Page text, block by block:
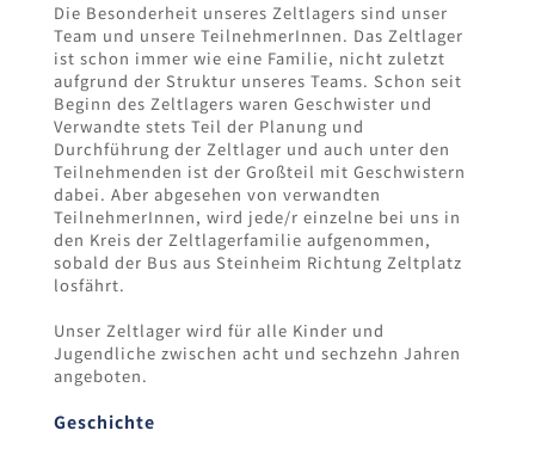
Die Besonderheit unseres Zeltlagers sind unser
Team und unsere TeilnehmerInnen. Das Zeltlager
ist schon immer wie eine Familie, nicht zuletzt
aufgrund der Struktur unseres Teams. Schon seit
Beginn des Zeltlagers waren Geschwister und
Verwandte stets Teil der Planung und
Durchführung der Zeltlager und auch unter den
Teilnehmenden ist der Großteil mit Geschwistern
dabei. Aber abgesehen von verwandten
TeilnehmerInnen, wird jede/r einzelne bei uns in
den Kreis der Zeltlagerfamilie aufgenommen,
sobald der Bus aus Steinheim Richtung Zeltplatz
losfährt.
Unser Zeltlager wird für alle Kinder und
Jugendliche zwischen acht und sechzehn Jahren
angeboten.
Geschichte